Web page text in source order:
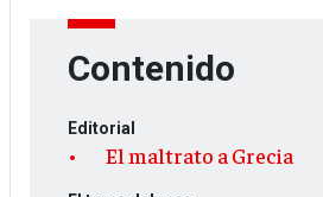
Contenido
Editorial
El maltrato a Grecia